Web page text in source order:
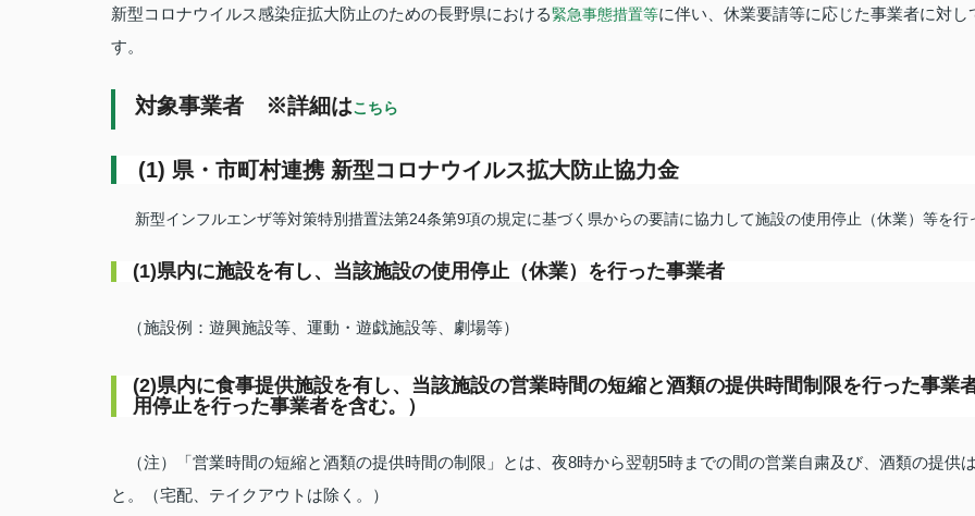
新型コロナウイルス感染症拡大防止のための長野県における緊急事態措置等に伴い、休業要請等に応じた事業者に対
す。
対象事業者 ※詳細はこちら
(1) 県・市町村連携 新型コロナウイルス拡大防止協力金
新型インフルエンザ等対策特別措置法第24条第9項の規定に基づく県からの要請に協力して施設の使用停止（休業）等を行
(1)県内に施設を有し、当該施設の使用停止（休業）を行った事業者
（施設例：遊興施設等、運動・遊戯施設等、劇場等）
(2)県内に食事提供施設を有し、当該施設の営業時間の短縮と酒類の提供時間制限を行った事業
用停止を行った事業者を含む。）
（注）「営業時間の短縮と酒類の提供時間の制限」とは、夜8時から翌朝5時までの間の営業自粛及び、酒類の提供
と。（宅配、テイクアウトは除く。）